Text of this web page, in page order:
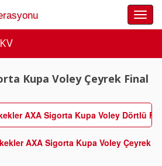
Kupa Voley Çeyrek Final
AXA Sigorta Kupa Voley Dörtlü
AXA Sigorta Kupa Voley Çeyrek